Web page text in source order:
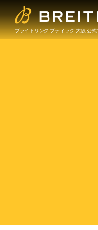
ブライトリング ブティック 大阪 公式